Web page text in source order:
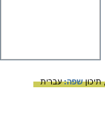
תיכוןשפה:עברית